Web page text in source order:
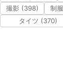
撮影 (398)
制
タイツ (370)